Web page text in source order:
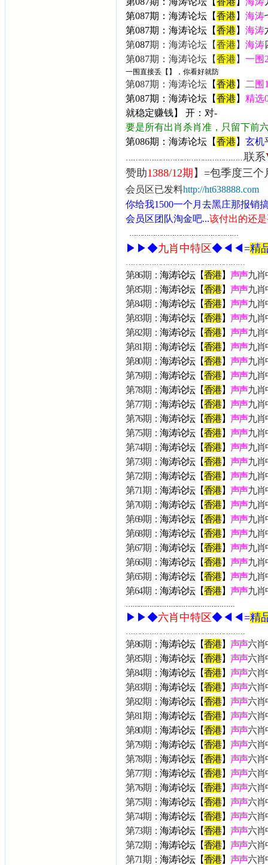
第087期：海涛论坛【香港 】 海涛
第087期：海涛论坛【香港 】 海涛
第087期：海涛论坛【香港 】 海涛
第087期：海涛论坛【香港 】 一围
一围直接丢【】，你看好就防
第087期：海涛论坛 【香港 】
二围
第087期：海涛论坛【香港 】 精选
就稳定赚钱】 开：对-
要是所有出肖杀肖准，只留下前
第086期：海涛论坛【香港 】 玄机
……………………………………………联系
赞助1388/12期 】 =包季度三个
会员区已发料http://ht638888.com
你给我1500一个月去黑庄那报销
会员区团队淘金吧...该付出的还
……………………………………………
▶▶◆九肖中特区◆◀◀=精
……………………………………………
第86期：海涛论坛【香港】 声声九肖
第85期：海涛论坛【香港】 声声九肖
第84期：海涛论坛【香港】 声声九肖
第83期：海涛论坛【香港】 声声九肖
第82期：海涛论坛【香港】 声声九肖
第81期：海涛论坛【香港】 声声九肖
第80期：海涛论坛【香港】 声声九肖
第79期：海涛论坛【香港】 声声九肖
第78期：海涛论坛【香港】 声声九肖
第77期：海涛论坛【香港】 声声九肖
第76期：海涛论坛【香港】 声声九肖
第75期：海涛论坛【香港】 声声九肖
第74期：海涛论坛【香港】 声声九肖
第73期：海涛论坛【香港】 声声九肖
第72期：海涛论坛【香港】 声声九肖
第71期：海涛论坛【香港】 声声九肖
第70期：海涛论坛【香港】 声声九肖
第69期：海涛论坛【香港】 声声九肖
第68期：海涛论坛【香港】 声声九肖
第67期：海涛论坛【香港】 声声九肖
第66期：海涛论坛【香港】 声声九肖
第65期：海涛论坛【香港】 声声九肖
第64期：海涛论坛【香港】 声声九肖
……………………………………………
▶▶◆六肖中特区◆◀◀=精
……………………………………………
第86期：海涛论坛【香港】 声声六肖
第85期：海涛论坛【香港】 声声六肖
第84期：海涛论坛【香港】 声声六肖
第83期：海涛论坛【香港】 声声六肖
第82期：海涛论坛【香港】 声声六肖
第81期：海涛论坛【香港】 声声六肖
第80期：海涛论坛【香港】 声声六肖
第79期：海涛论坛【香港】 声声六肖
第78期：海涛论坛【香港】 声声六肖
第77期：海涛论坛【香港】 声声六肖
第76期：海涛论坛【香港】 声声六肖
第75期：海涛论坛【香港】 声声六肖
第74期：海涛论坛【香港】 声声六肖
第73期：海涛论坛【香港】 声声六肖
第72期：海涛论坛【香港】 声声六肖
第71期：海涛论坛【香港】 声声六肖